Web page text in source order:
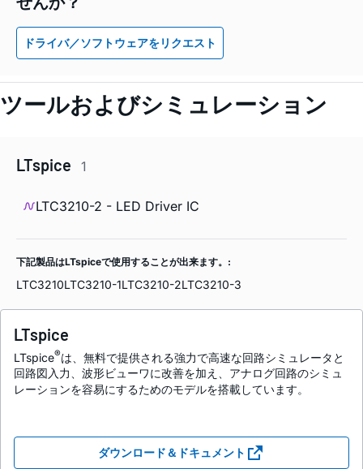
ドライバ／ソフトウェアをリクエスト
ツールおよびシミュレーション
LTspice 1
LTC3210-2 - LED Driver IC
下記製品はLTspiceで使用することが出来ます。:
LTC3210LTC3210-1LTC3210-2LTC3210-3
LTspice
LTspice®は、無料で提供される強力で高速な回路シミュレータと
回路図入力、波形ビューワに改善を加え、アナログ回路のシミュ
レーションを容易にするためのモデルを搭載しています。
ダウンロード＆ドキュメント